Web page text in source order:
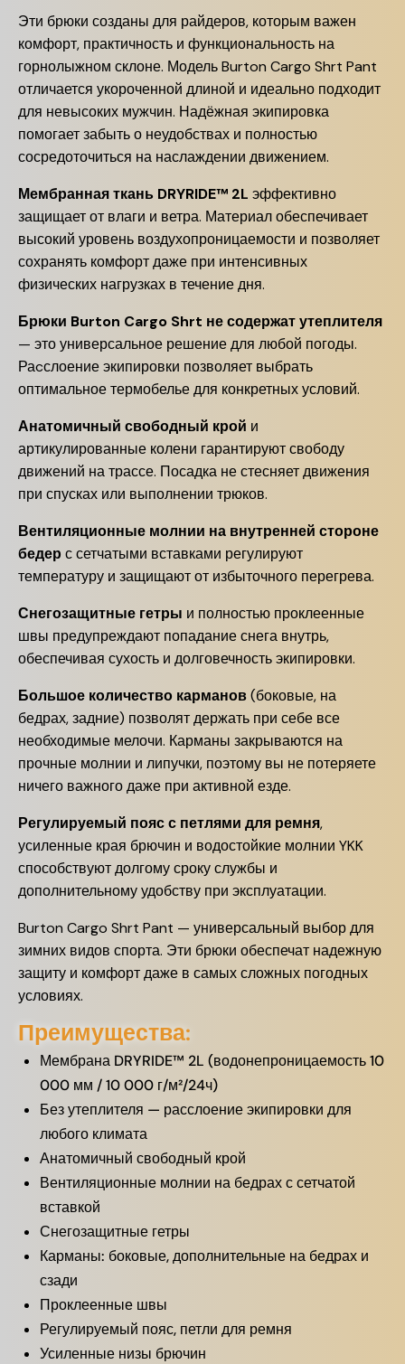
Эти брюки созданы для райдеров, которым важен
комфорт, практичность и функциональность на
горнолыжном склоне. Модель Burton Cargo Shrt Pant
отличается укороченной длиной и идеально подходит
для невысоких мужчин. Надёжная экипировка
помогает забыть о неудобствах и полностью
сосредоточиться на наслаждении движением.
Мембранная ткань DRYRIDE™ 2L эффективно
защищает от влаги и ветра. Материал обеспечивает
высокий уровень воздухопроницаемости и позволяет
сохранять комфорт даже при интенсивных
физических нагрузках в течение дня.
Брюки Burton Cargo Shrt не содержат утеплителя
— это универсальное решение для любой погоды.
Раcслоение экипировки позволяет выбрать
оптимальное термобелье для конкретных условий.
Анатомичный свободный крой и
артикулированные колени гарантируют свободу
движений на трассе. Посадка не стесняет движения
при спусках или выполнении трюков.
Вентиляционные молнии на внутренней стороне
бедер с сетчатыми вставками регулируют
температуру и защищают от избыточного перегрева.
Снегозащитные гетры и полностью проклеенные
швы предупреждают попадание снега внутрь,
обеспечивая сухость и долговечность экипировки.
Большое количество карманов(боковые, на
бедрах, задние) позволят держать при себе все
необходимые мелочи. Карманы закрываются на
прочные молнии и липучки, поэтому вы не потеряете
ничего важного даже при активной езде.
Регулируемый пояс с петлями для ремня,
усиленные края брючин и водостойкие молнии YKK
способствуют долгому сроку службы и
дополнительному удобству при эксплуатации.
Burton Cargo Shrt Pant — универсальный выбор для
зимних видов спорта. Эти брюки обеспечат надежную
защиту и комфорт даже в самых сложных погодных
условиях.
Преимущества:
Мембрана DRYRIDE™ 2L (водонепроницаемость 10
000 мм / 10 000 г/м²/24ч)
Без утеплителя — расслоение экипировки для
любого климата
Анатомичный свободный крой
Вентиляционные молнии на бедрах с сетчатой
вставкой
Снегозащитные гетры
Карманы: боковые, дополнительные на бедрах и
сзади
Проклеенные швы
Регулируемый пояс, петли для ремня
Усиленные низы брючин